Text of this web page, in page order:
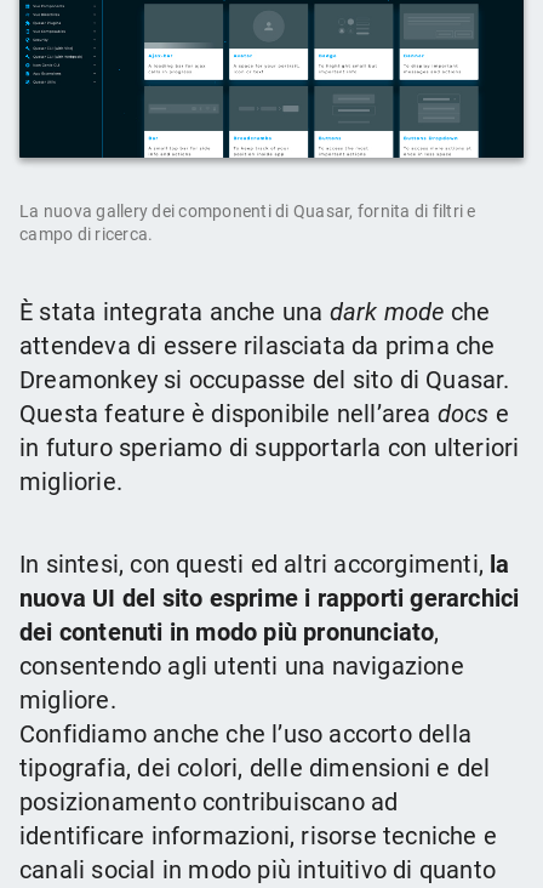
La nuova gallery dei componenti di Quasar, fornita di filtri e
campo di ricerca.
È stata integrata anche una dark mode che
attendeva di essere rilasciata da prima che
Dreamonkey si occupasse del sito di Quasar.
Questa feature è disponibile nell’area docs e
in futuro speriamo di supportarla con ulteriori
migliorie.
In sintesi, con questi ed altri accorgimenti, la
nuova UI del sito esprime i rapporti gerarchici
dei contenuti in modo più pronunciato,
consentendo agli utenti una navigazione
migliore.
Confidiamo anche che l’uso accorto della
tipografia, dei colori, delle dimensioni e del
posizionamento contribuiscano ad
identificare informazioni, risorse tecniche e
canali social in modo più intuitivo di quanto